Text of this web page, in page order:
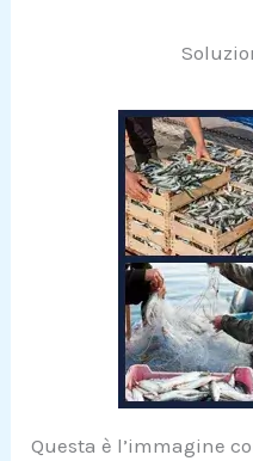
Questa è l’immagine